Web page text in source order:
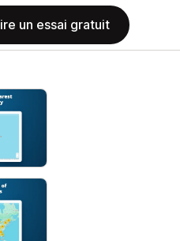
un essai gratuit